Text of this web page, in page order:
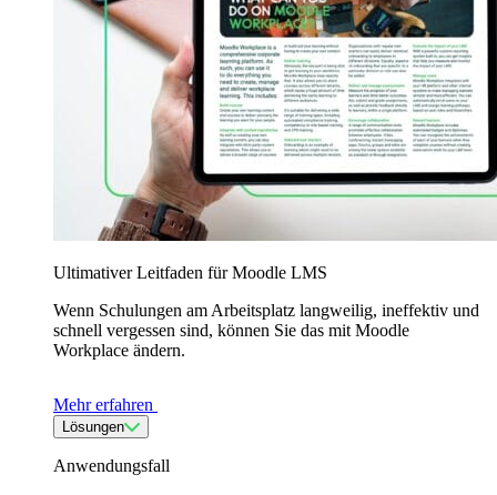
Ultimativer Leitfaden für Moodle LMS
Wenn Schulungen am Arbeitsplatz langweilig, ineffektiv und
schnell vergessen sind, können Sie das mit Moodle
Workplace ändern.
Mehr erfahren
Lösungen
Anwendungsfall